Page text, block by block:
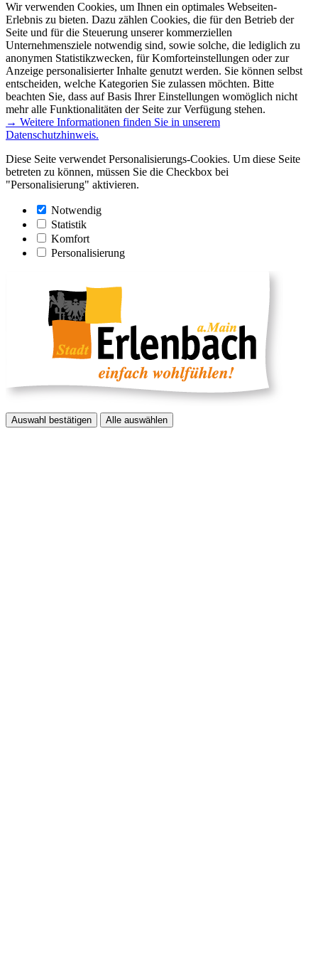
Wir verwenden Cookies, um Ihnen ein optimales Webseiten-
Erlebnis zu bieten. Dazu zählen Cookies, die für den Betrieb der
Seite und für die Steuerung unserer kommerziellen
Unternehmensziele notwendig sind, sowie solche, die lediglich zu
anonymen Statistikzwecken, für Komforteinstellungen oder zur
Anzeige personalisierter Inhalte genutzt werden. Sie können selbst
entscheiden, welche Kategorien Sie zulassen möchten. Bitte
beachten Sie, dass auf Basis Ihrer Einstellungen womöglich nicht
mehr alle Funktionalitäten der Seite zur Verfügung stehen.
→ Weitere Informationen finden Sie in unserem
Datenschutzhinweis.
Diese Seite verwendet Personalisierungs-Cookies. Um diese Seite
betreten zu können, müssen Sie die Checkbox bei
"Personalisierung" aktivieren.
Notwendig
Statistik
Komfort
Personalisierung
Auswahl bestätigen Alle auswählen